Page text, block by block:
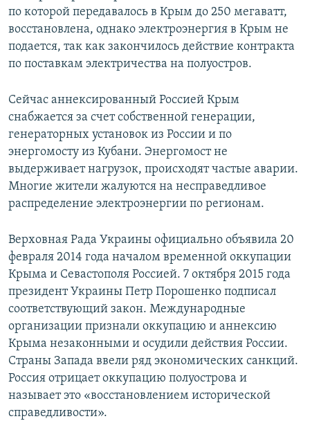
по которой передавалось в Крым до 250 мегаватт,
восстановлена, однако электроэнергия в Крым не
подается, так как закончилось действие контракта
по поставкам электричества на полуостров.
Сейчас аннексированный Россией Крым
снабжается за счет собственной генерации,
генераторных установок из России и по
энергомосту из Кубани. Энергомост не
выдерживает нагрузок, происходят частые аварии.
Многие жители жалуются на несправедливое
распределение электроэнергии по регионам.
Верховная Рада Украины официально объявила 20
февраля 2014 года началом временной оккупации
Крыма и Севастополя Россией. 7 октября 2015 года
президент Украины Петр Порошенко подписал
соответствующий закон. Международные
организации признали оккупацию и аннексию
Крыма незаконными и осудили действия России.
Страны Запада ввели ряд экономических санкций.
Россия отрицает оккупацию полуострова и
называет это «восстановлением исторической
справедливости».